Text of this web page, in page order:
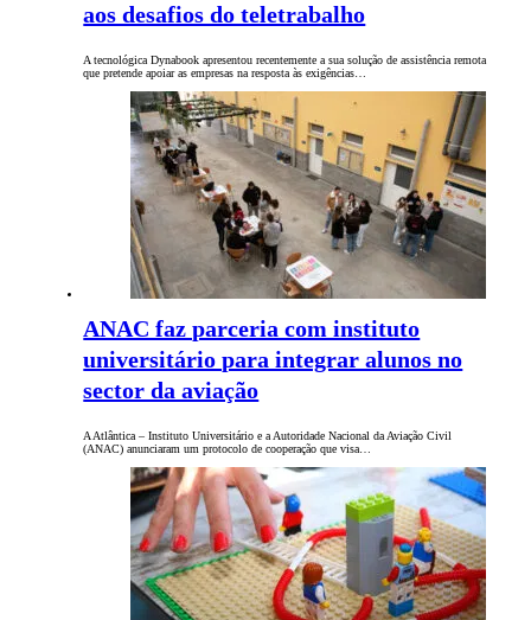
aos desafios do teletrabalho
A tecnológica Dynabook apresentou recentemente a sua solução de assistência remota
que pretende apoiar as empresas na resposta às exigências…
ANAC faz parceria com instituto
universitário para integrar alunos no
sector da aviação
A Atlântica – Instituto Universitário e a Autoridade Nacional da Aviação Civil
(ANAC) anunciaram um protocolo de cooperação que visa…